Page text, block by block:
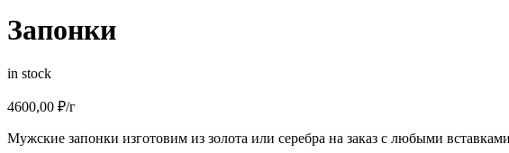
Запонки
in stock
4600,00 ₽/г
Мужские запонки изготовим из золота или серебра на заказ с любыми